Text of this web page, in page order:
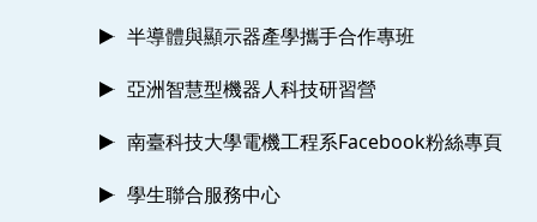
半導體與顯示器產學攜手合作專班
亞洲智慧型機器人科技研習營
南臺科技大學電機工程系Facebook粉絲專頁
學生聯合服務中心